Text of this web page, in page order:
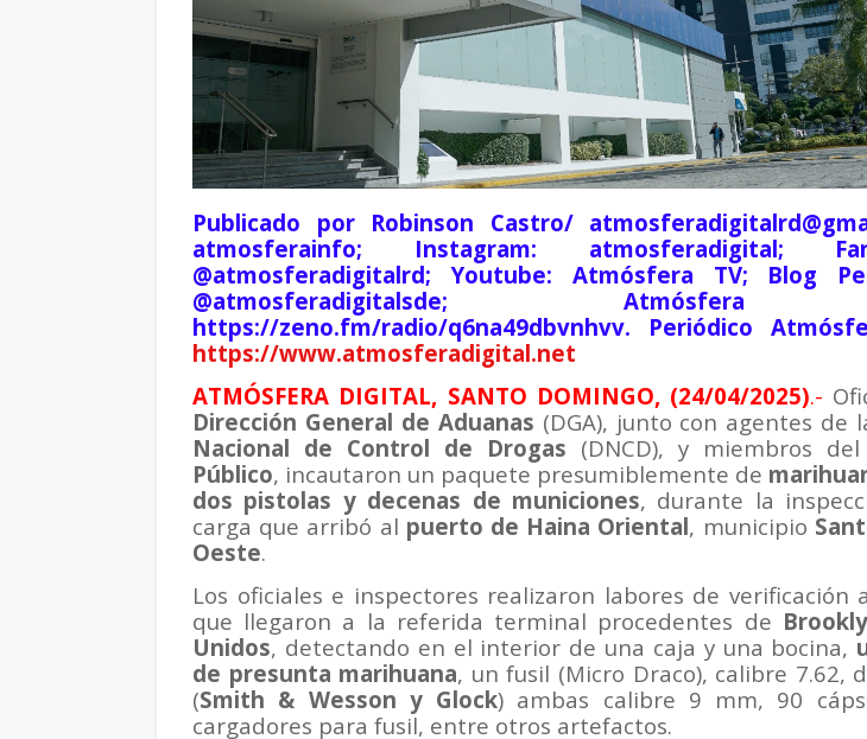
Publicado por Robinson Castro/
atmosferainfo; Instagram: atmosferadigital;
@atmosferadigitalrd; Youtube: Atmósfera TV; Blog
@atmosferadigitalsde; Atmósfera
https://zeno.fm/radio/q6na49dbvnhvv. Periódico
https://www.atmosferadigital.net
ATMÓSFERA DIGITAL, SANTO DOMINGO, (24/04/2025).-
Dirección General de Aduanas (DGA), junto con agentes de
Nacional de Control de Drogas (DNCD), y miembros del
Público, incautaron un paquete presumiblemente de
dos pistolas y decenas de municiones, durante la
carga que arribó al puerto de Haina Oriental, municipio
Oeste.
Los oficiales e inspectores realizaron labores de verificación
que llegaron a la referida terminal procedentes de
Unidos, detectando en el interior de una caja y una bocina,
de presunta marihuana, un fusil (Micro Draco), calibre 7.62,
(Smith & Wesson y Glock) ambas calibre 9 mm, 90
cargadores para fusil, entre otros artefactos.